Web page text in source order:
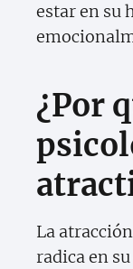
estar en su
¿Por
La
radica en